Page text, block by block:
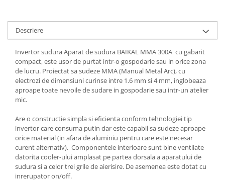
Incubatoare, oparitoare si
deplumatoare
Echipamente pentru animale
Aparate de tuns animale
Piese si accesorii aparate de tuns
animale
Tarcuri animale
Semanatori
Masini batut stalpi si accesorii
Roabe & accesorii
Casute gradina si cutii depozitare
Descriere
Invertor sudura Aparat de sudura BAIKAL MMA 300A cu gabarit
compact, este usor de purtat intr-o gospodarie sau in orice zona
de lucru. Proiectat sa sudeze MMA (Manual Metal Arc), cu
electrozi de dimensiuni curinse intre 1.6 mm si 4 mm, inglobeaza
aproape toate nevoile de sudare in gospodarie sau intr-un atelier
mic.
Are o constructie simpla si eficienta conform tehnologiei tip
invertor care consuma putin dar este capabil sa sudeze aproape
orice material (in afara de aluminiu pentru care este necesar
curent alternativ). Componentele interioare sunt bine ventilate
datorita cooler-ului amplasat pe partea dorsala a aparatului de
sudura si a celor trei grile de aierisire. De asemenea este dotat cu
inrerupator on/off.